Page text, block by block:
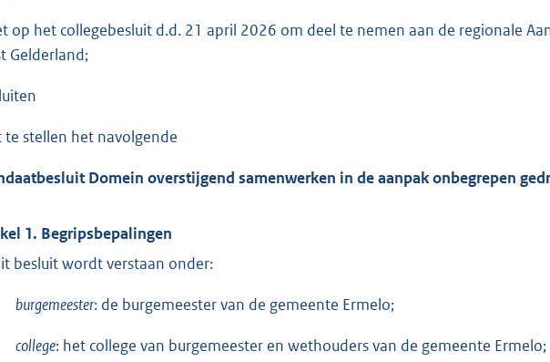
op het collegebesluit d.d. 21 april 2026 om deel te nemen aan de regionale
Gelderland;
te stellen het navolgende
Domein overstijgend samenwerken in de aanpak onbegrepen
1. Begripsbepalingen
besluit wordt verstaan onder:
burgemeester: de burgemeester van de gemeente Ermelo;
college: het college van burgemeester en wethouders van de gemeente Ermelo;